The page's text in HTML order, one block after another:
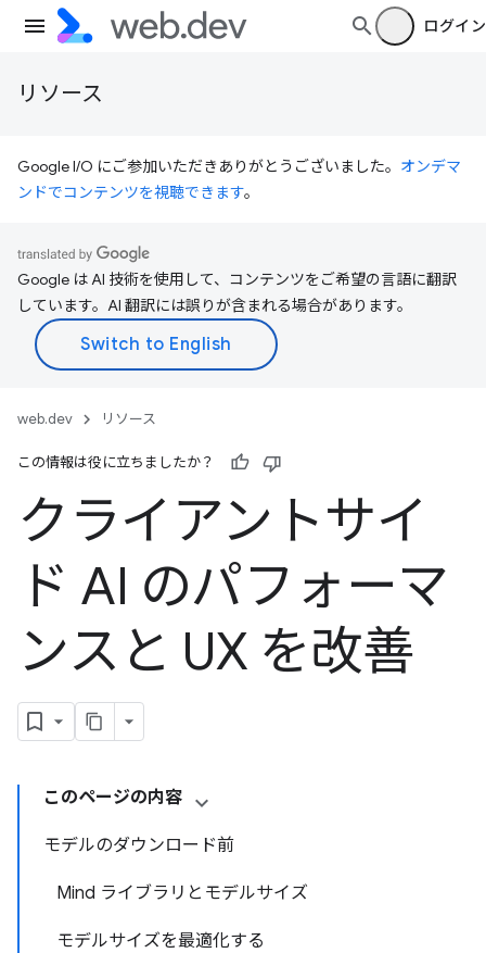
ログイン
リソース
Google I/O にご参加いただきありがとうございました。 オンデマ
ンドでコンテンツを視聴できます。
Google は AI 技術を使用して、コンテンツをご希望の言語に翻訳
しています。AI 翻訳には誤りが含まれる場合があります。
web.dev リソース
この情報は役に立ちましたか？
クライアントサイ
ド AI のパフォーマ
ンスと UX を改善
このページの内容
モデルのダウンロード前
Mind ライブラリとモデルサイズ
モデルサイズを最適化する